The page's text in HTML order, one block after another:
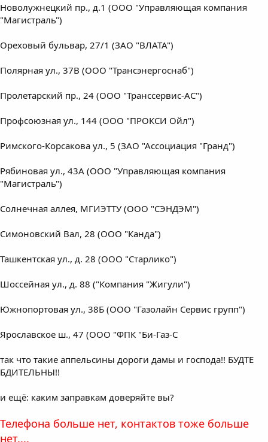
Новолужнецкий пр., д.1 (ООО "Управляющая компания
"Магистраль")
Ореховый бульвар, 27/1 (ЗАО "ВЛАТА")
Полярная ул., 37В (ООО "Трансэнергоснаб")
Пролетарский пр., 24 (ООО "Транссервис-АС")
Профсоюзная ул., 144 (ООО "ПРОКСИ Ойл")
Римского-Корсакова ул., 5 (ЗАО "Ассоциация "Гранд")
Рябиновая ул., 43А (ООО "Управляющая компания
"Магистраль")
Солнечная аллея, МГИЭТТУ (ООО "СЭНДЭМ")
Симоновский Вал, 28 (ООО "Канда")
Ташкентская ул., д. 28 (ООО "Старлико")
Шоссейная ул., д. 88 ("Компания "Жигули")
Южнопортовая ул., 38Б (ООО "Газолайн Сервис групп")
Ярославское ш., 47 (ООО "ФПК "Би-Газ-С
так что такие аппельсины дороги дамы и господа!! БУДТЕ
БДИТЕЛЬНЫ!!
и ещё: каким заправкам доверяйте вы?
Телефона больше нет, контактов тоже больше
нет....